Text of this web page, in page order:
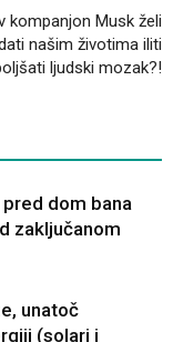
kompanjon Musk želi
našim životima iliti
ljudski mozak?!
pred dom bana
zaključanom
unatoč
(solari i